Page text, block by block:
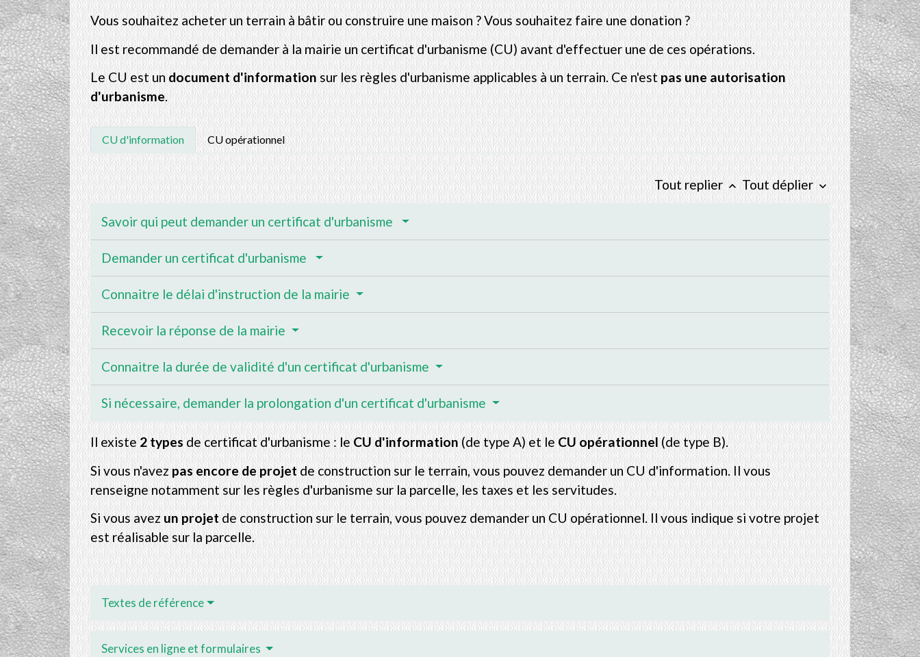
Vous souhaitez acheter un terrain à bâtir ou construire une maison ? Vous souhaitez faire une donation ?
Il est recommandé de demander à la mairie un certificat d'urbanisme (CU) avant d'effectuer une de ces opérations.
Le CU est undocument d'informationsur les règles d'urbanisme applicables à un terrain. Ce n'estpas une autorisation
d'urbanisme.
CU d'information CU opérationnel
Tout replier keyboard_arrow_up Tout déplier keyboard_arrow_down
Savoir qui peut demander un certificat d'urbanisme
Demander un certificat d'urbanisme
Connaitre le délai d'instruction de la mairie
Recevoir la réponse de la mairie
Connaitre la durée de validité d'un certificat d'urbanisme
Si nécessaire, demander la prolongation d'un certificat d'urbanisme
Il existe2 typesde certificat d'urbanisme : leCU d'information(de type A) et leCU opérationnel(de type B).
Si vous n'avezpas encore de projetde construction sur le terrain, vous pouvez demander un CU d'information. Il vous
renseigne notamment sur les règles d'urbanisme sur la parcelle, les taxes et les servitudes.
Si vous avezun projetde construction sur le terrain, vous pouvez demander un CU opérationnel. Il vous indique si votre projet
est réalisable sur la parcelle.
Textes de référence
Services en ligne et formulaires